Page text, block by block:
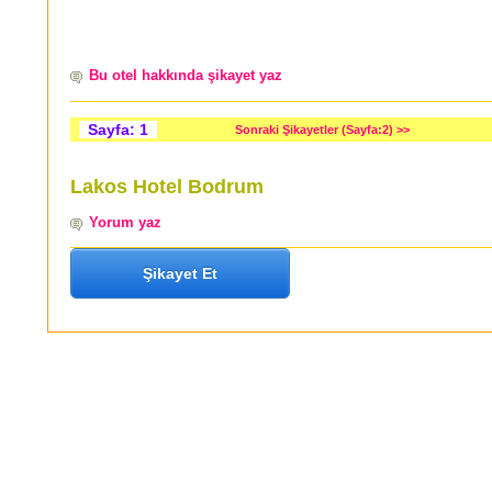
Bu otel hakkında şikayet yaz
Sayfa: 1 Sonraki Şikayetler (Sayfa:2) >>
Lakos Hotel Bodrum
Yorum yaz
Şikayet Et